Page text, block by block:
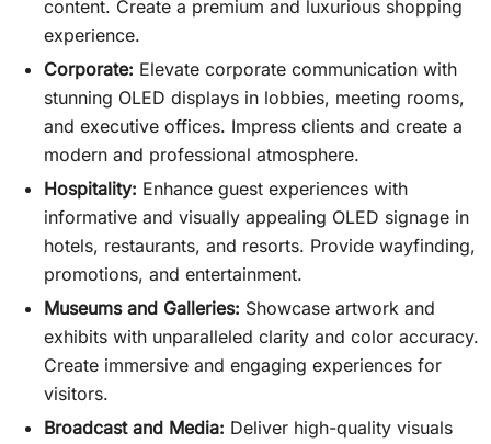
content. Create a premium and luxurious shopping
experience.
Corporate: Elevate corporate communication with
stunning OLED displays in lobbies, meeting rooms,
and executive offices. Impress clients and create a
modern and professional atmosphere.
Hospitality: Enhance guest experiences with
informative and visually appealing OLED signage in
hotels, restaurants, and resorts. Provide wayfinding,
promotions, and entertainment.
Museums and Galleries: Showcase artwork and
exhibits with unparalleled clarity and color accuracy.
Create immersive and engaging experiences for
visitors.
Broadcast and Media: Deliver high-quality visuals